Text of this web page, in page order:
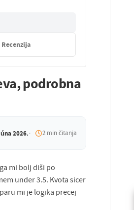
Recenzija
podrobna
2026. 2 min čitanja
mi bolj diši po
under 3.5. Kvota sicer
mi je logika precej